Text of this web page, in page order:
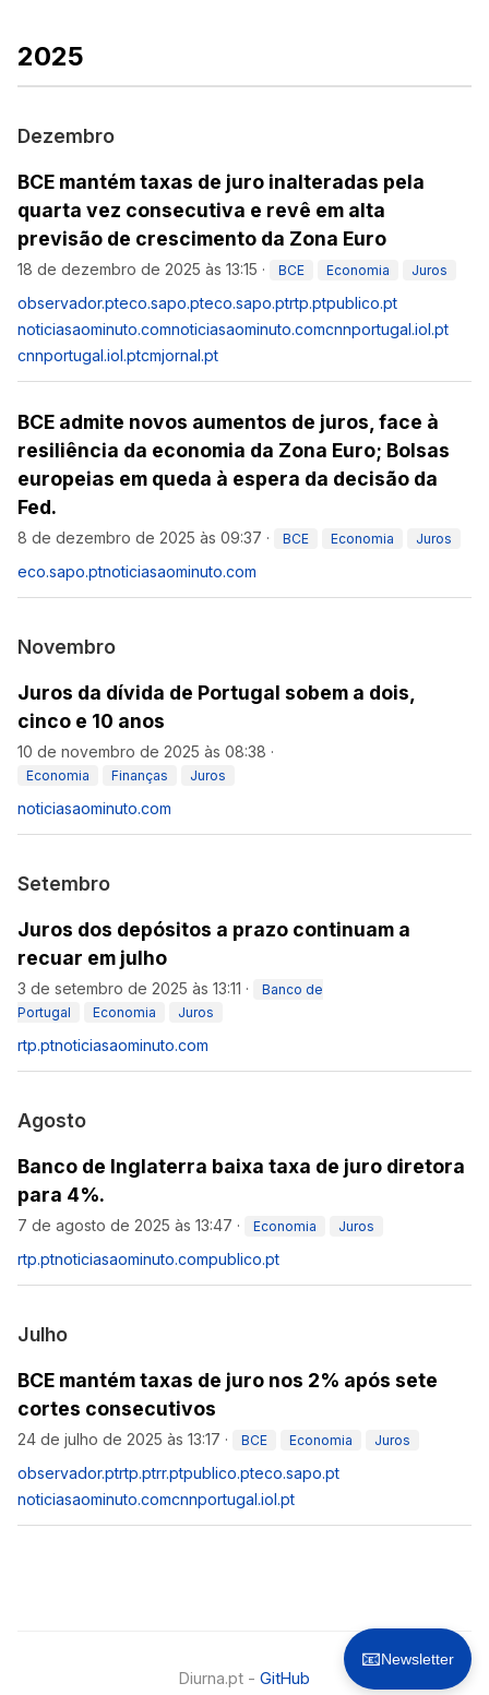
2025
Dezembro
BCE mantém taxas de juro inalteradas pela
quarta vez consecutiva e revê em alta
previsão de crescimento da Zona Euro
18 de dezembro de 2025 às 13:15 · BCE Economia Juros
observador.pteco.sapo.pteco.sapo.ptrtp.ptpublico.pt
noticiasaominuto.comnoticiasaominuto.comcnnportugal.iol.pt
cnnportugal.iol.ptcmjornal.pt
BCE admite novos aumentos de juros, face à
resiliência da economia da Zona Euro; Bolsas
europeias em queda à espera da decisão da
Fed.
8 de dezembro de 2025 às 09:37 · BCE Economia Juros
eco.sapo.ptnoticiasaominuto.com
Novembro
Juros da dívida de Portugal sobem a dois,
cinco e 10 anos
10 de novembro de 2025 às 08:38 ·
Economia Finanças Juros
noticiasaominuto.com
Setembro
Juros dos depósitos a prazo continuam a
recuar em julho
3 de setembro de 2025 às 13:11 ·
Banco de
Portugal
Economia Juros
rtp.ptnoticiasaominuto.com
Agosto
Banco de Inglaterra baixa taxa de juro diretora
para 4%.
7 de agosto de 2025 às 13:47 · Economia Juros
rtp.ptnoticiasaominuto.compublico.pt
Julho
BCE mantém taxas de juro nos 2% após sete
cortes consecutivos
24 de julho de 2025 às 13:17 · BCE Economia Juros
observador.ptrtp.ptrr.ptpublico.pteco.sapo.pt
noticiasaominuto.comcnnportugal.iol.pt
Diurna.pt - GitHub
📧Newsletter